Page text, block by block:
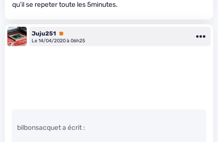
qu’il se repeter toute les 5minutes.
Juju251 Premium
Le 14/04/2020 à 06h25
bilbonsacquet a écrit :